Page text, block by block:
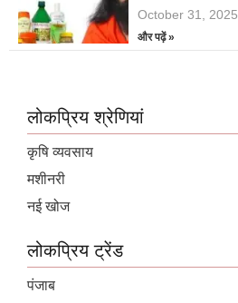
October 31, 2025
और पढ़ें »
लोकप्रिय श्रेणियां
कृषि व्यवसाय
मशीनरी
नई खोज
लोकप्रिय ट्रेंड
पंजाब